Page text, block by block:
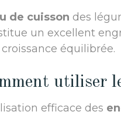
de cuisson des
un excellent
équilibrée.
utiliser
efficace des